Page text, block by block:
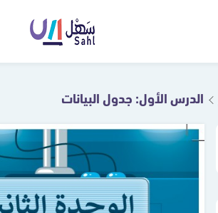
الدرس الأول: جدول البيانات